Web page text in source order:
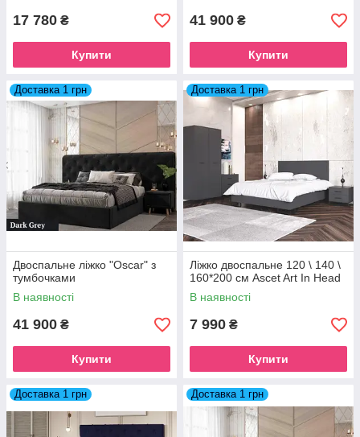
17 780 ₴
Купити
41 900 ₴
Купити
Доставка 1 грн
Двоспальне ліжко "Oscar" з
тумбочками
В наявності
41 900 ₴
Купити
Доставка 1 грн
Ліжко двоспальне 120 \ 140 \
160*200 см Ascet Art In Head
В наявності
7 990 ₴
Купити
Доставка 1 грн Доставка 1 грн